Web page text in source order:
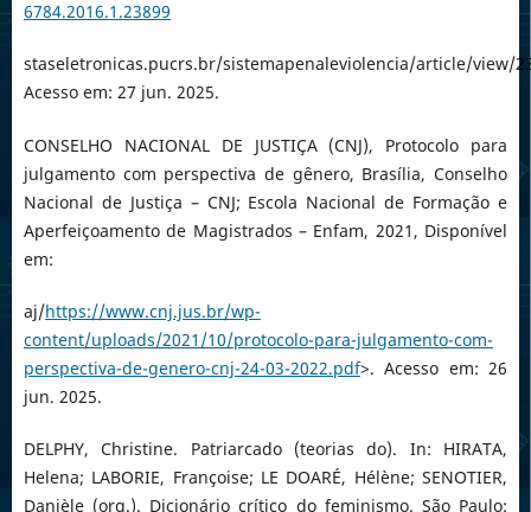
6784.2016.1.23899
staseletronicas.pucrs.br/sistemapenaleviolencia/article/view/
Acesso em: 27 jun. 2025.
CONSELHO NACIONAL DE JUSTIÇA (CNJ), Protocolo para
julgamento com perspectiva de gênero, Brasília, Conselho
Nacional de Justiça – CNJ; Escola Nacional de Formação e
Aperfeiçoamento de Magistrados – Enfam, 2021, Disponível
em:
aj/https://www.cnj.jus.br/wp-
content/uploads/2021/10/protocolo-para-julgamento-com-
perspectiva-de-genero-cnj-24-03-2022.pdf>. Acesso em: 26
jun. 2025.
DELPHY, Christine. Patriarcado (teorias do). In: HIRATA,
Helena; LABORIE, Françoise; LE DOARÉ, Hélène; SENOTIER,
Danièle (org.). Dicionário crítico do feminismo. São Paulo: